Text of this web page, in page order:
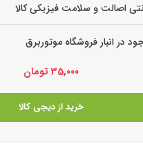
اصالت و سلامت فیزیکی کالا
در انبار فروشگاه موتوربرق
35,000 تومان
خرید از دیجی کالا